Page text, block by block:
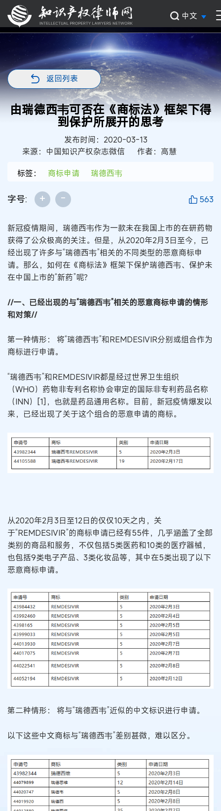
中文
返回列表
由瑞德西韦可否在《商标法》框架下得
到保护所展开的思考
发布时间：2020-03-13
来源：中国知识产权杂志微信
作者：高慧
标签：
商标申请 瑞德西韦
字号: + - 563
新冠疫情期间，瑞德西韦作为一款未在我国上市的在研药物
获得了公众极高的关注。但是，从2020年2月3日至今，已
经出现了许多与“瑞德西韦”相关的不同类型的恶意商标申
请。那么，如何在《商标法》框架下保护瑞德西韦、保护未
在中国上市的“新药”呢？
//一、已经出现的与“瑞德西韦”相关的恶意商标申请的情形
和对策//
第一种情形： 将“瑞德西韦”和REMDESIVIR分别或组合作为
商标进行申请。
“瑞德西韦”和REMDESIVIR都是经过世界卫生组织
（WHO）药物非专利名称协会审定的国际非专利药品名称
（INN）[1]，也就是药品通用名称。目前，新冠疫情爆发以
来，已经出现了关于这个组合的恶意申请的商标。
从2020年2月3日至12日的仅仅10天之内，关
于“REMDESIVIR”的商标申请已经有55件，几乎涵盖了全部
类别的商品和服务，不仅包括5类医药和10类的医疗器械，
也包括9类电子产品、3类化妆品等，其中在5类出现了以下
恶意商标申请。
第二种情形： 将与“瑞德西韦”近似的中文标识进行申请。
以下这些中文商标与“瑞德西韦”差别甚微，难以区分。